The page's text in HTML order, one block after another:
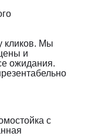
кликов. Мы
и
ожидания.
с